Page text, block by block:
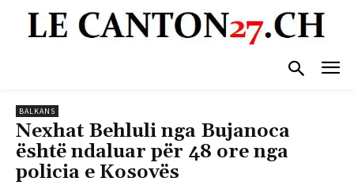
BALKANS
Nexhat Behluli nga Bujanoca
është ndaluar për 48 ore nga
policia e Kosovës